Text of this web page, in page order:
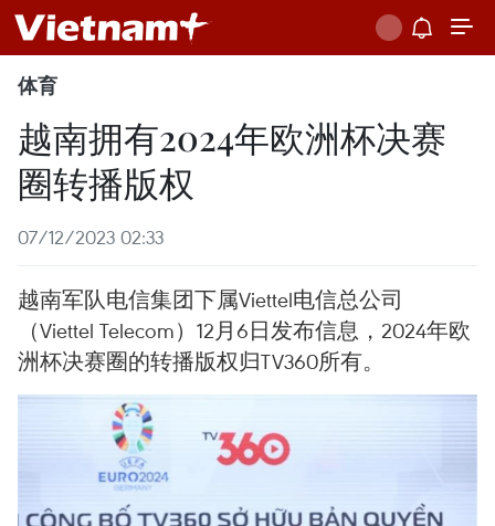
体育
越南拥有2024年欧洲杯决赛
圈转播版权
07/12/2023 02:33
越南军队电信集团下属Viettel电信总公司
（Viettel Telecom）12月6日发布信息，2024年欧
洲杯决赛圈的转播版权归TV360所有。